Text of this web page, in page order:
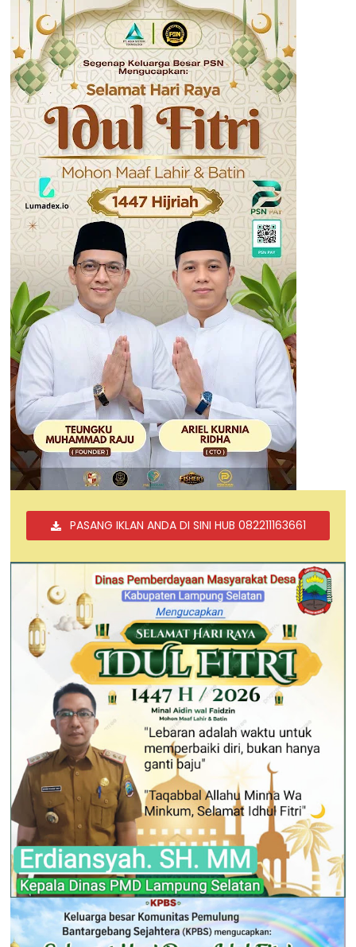
PASANG IKLAN ANDA DI SINI HUB 082211163661